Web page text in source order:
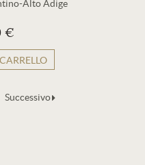
Alto Adige
€
Successivo